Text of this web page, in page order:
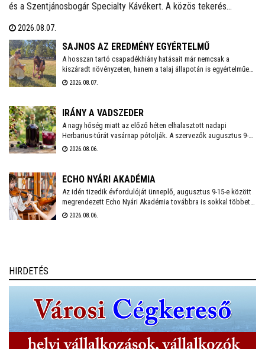
és a Szentjánosbogár Specialty Kávékert. A közös tekerés
utcai vendéglátóhelytől, az ingyenes programhoz bármilyen
kerékpárral lehet csatlakozni.
2026.08.07.
SAJNOS AZ EREDMÉNY EGYÉRTELMŰ
A hosszan tartó csapadékhiány hatásait már nemcsak a
kiszáradt növényzeten, hanem a talaj állapotán is egyértelműen
mérni lehet. A Városgondnokság szakemberei talajnedvesség-
jelenlegi helyzetről.
2026.08.07.
IRÁNY A VADSZEDER
A nagy hőség miatt az előző héten elhalasztott nadapi
Herbarius-túrát vasárnap pótolják. A szervezők augusztus 9-én
várnak mindenkit, aki szívesen csatlakozna a programhoz, hogy
Nadapról indul, a részvételhez ezúttal is előzetes
2026.08.06.
ECHO NYÁRI AKADÉMIA
Az idén tizedik évfordulóját ünneplő, augusztus 9-15-e között
megrendezett Echo Nyári Akadémia továbbra is sokkal többet
kínál, mint egy hagyományos zenei mesterkurzus. A családias
2026.08.06.
HIRDETÉS